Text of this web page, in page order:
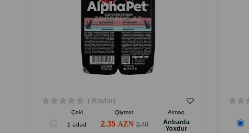
( Rəylər)
Çəki Qiymət
Almaq
1 ədəd
2.35 2.40
Anbarda
Yoxdur